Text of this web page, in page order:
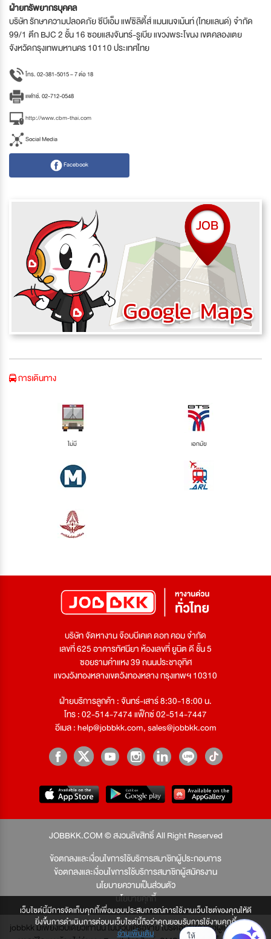
เว็บไซต์นี้มีการจัดเก็บคุกกี้เพื่อมอบประสบการณ์การใช้งานเว็บไซต์ของคุณให้ดี
ยิ่งขึ้นการดำเนินการต่อบนเว็บไซต์นี้ถือว่าคุณยอมรับการใช้งานคุกกี้
อ่านเพิ่มเติม
ฝ่ายทรัพยากรบุุคคล
บริษัท รักษาความปลอดภัย ซีบีเอ็ม แฟซิลิตี้ส์ แมนเนจเม้นท์ (ไทยแลนด์) จำกัด
99/1 ตึก BJC 2 ชั้น 16 ซอยแสงจันทร์-รูเบีย แขวงพระโขนง เขตคลองเตย
จังหวัดกรุงเทพมหานคร 10110 ประเทศไทย
โทร. 02-381-5015 – 7 ต่อ 18
แฟกซ์. 02-712-0548
http://www.cbm-thai.com
Social Media
Facebook
การเดินทาง
ไม่มี เอกมัย
บริษัท จัดหางาน จ๊อบบีเคเค ดอท คอม จำกัด
เลขที่ 625 อาคารทัศนียา ห้องเลขที่ ยูนิต ดี ชั้น 5
ซอยรามคำแหง 39 ถนนประชาอุทิศ
แขวงวังทองหลางเขตวังทองหลาง กรุงเทพฯ 10310
ฝ่ายบริการลูกค้า : จันทร์-เสาร์ 8:30-18:00 น.
โทร : 02-514-7474 แฟ็กซ์ 02-514-7447
อีเมล :help@jobbkk.com,sales@jobbkk.com
JOBBKK.COM © สงวนลิขสิทธิ์ All Right Reserved
ข้อตกลงและเงื่อนไขการใช้บริการสมาชิกผู้ประกอบการ
ข้อตกลงและเงื่อนไขการใช้บริการสมาชิกผู้สมัครงาน
นโยบายความเป็นส่วนตัว
นโยบายคุกกี้
jobbkk มีเพียงเว็บเดียวเท่านั้น ไม่มีเว็บเครือข่าย โปรดอย่าหลงเชื่อผู้แอบอ้าง และ